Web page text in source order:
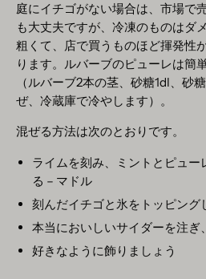
庭にイチゴがない場合は、市場で
も大丈夫ですが、冷凍のものはダ
粗くて、店で買うものほど揮発性
ります。ルバーブのピューレは簡
（ルバーブ2本の茎、砂糖1dl、砂
ぜ、冷蔵庫で冷やします）。
混ぜる方法は次のとおりです。
ライムを刻み、ミントとピュ
る – マドル
刻んだイチゴと氷をトッピング
本当においしいサイダーを注ぎ
好きなように飾りましょう